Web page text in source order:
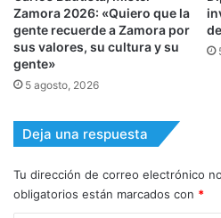
Zamora 2026: «Quiero que la
gente recuerde a Zamora por
sus valores, su cultura y su
gente»
5 agosto, 2026
Deja una respuesta
Tu dirección de correo electrónico
obligatorios están marcados con *